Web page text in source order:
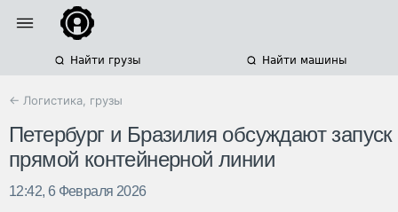
Найти грузы Найти машины
← Логистика, грузы
Петербург и Бразилия обсуждают запуск
прямой контейнерной линии
12:42, 6 Февраля 2026